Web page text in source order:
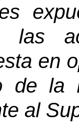
las
en
de la
al